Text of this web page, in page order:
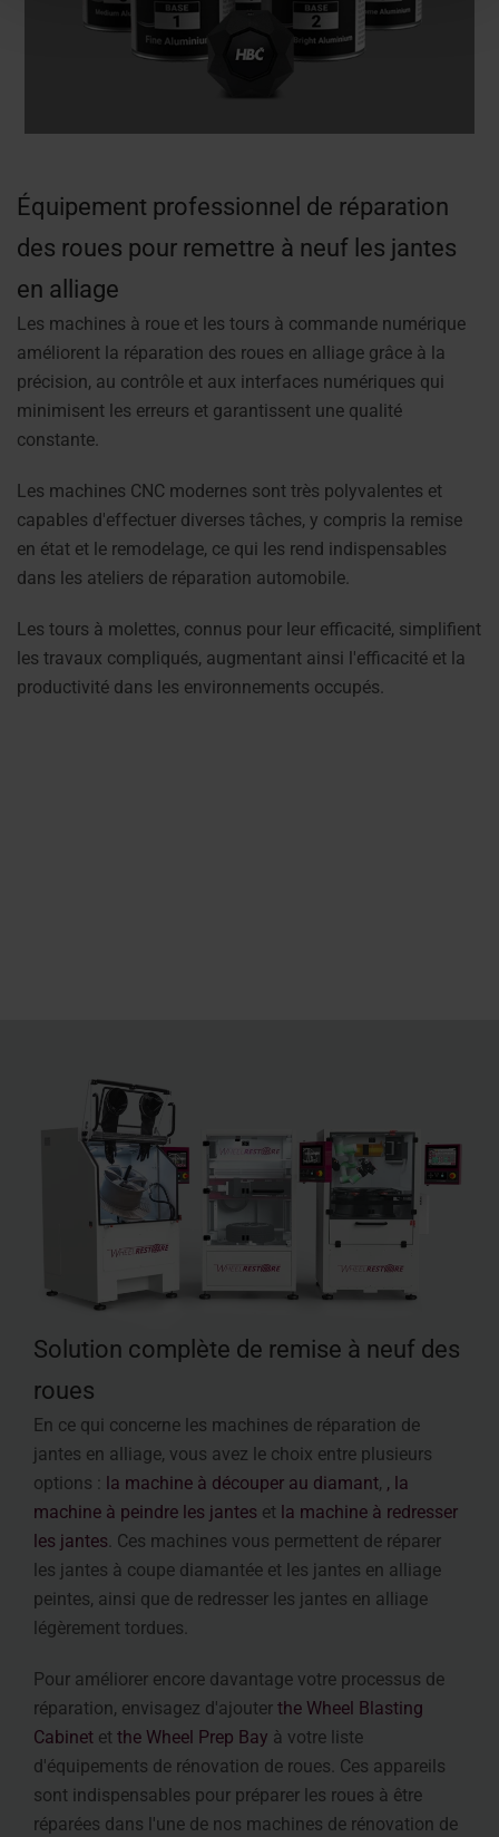
Équipement professionnel de réparation
des roues pour remettre à neuf les jantes
en alliage
Les machines à roue et les tours à commande numérique
améliorent la réparation des roues en alliage grâce à la
précision, au contrôle et aux interfaces numériques qui
minimisent les erreurs et garantissent une qualité
constante.
Les machines CNC modernes sont très polyvalentes et
capables d'effectuer diverses tâches, y compris la remise
en état et le remodelage, ce qui les rend indispensables
dans les ateliers de réparation automobile.
Les tours à molettes, connus pour leur efficacité, simplifient
les travaux compliqués, augmentant ainsi l'efficacité et la
productivité dans les environnements occupés.
Solution complète de remise à neuf des
roues
En ce qui concerne les machines de réparation de
jantes en alliage, vous avez le choix entre plusieurs
options : la machine à découper au diamant, , la
machine à peindre les jantes et la machine à redresser
les jantes. Ces machines vous permettent de réparer
les jantes à coupe diamantée et les jantes en alliage
peintes, ainsi que de redresser les jantes en alliage
légèrement tordues.
Pour améliorer encore davantage votre processus de
réparation, envisagez d'ajouter the Wheel Blasting
Cabinet et the Wheel Prep Bay à votre liste
d'équipements de rénovation de roues. Ces appareils
sont indispensables pour préparer les roues à être
réparées dans l'une de nos machines de rénovation de